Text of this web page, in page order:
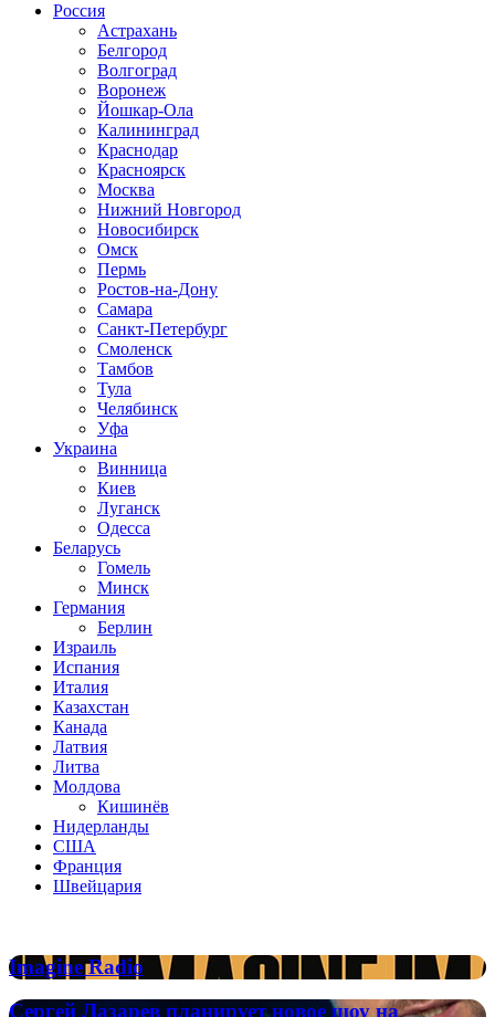
Россия
Астрахань
Белгород
Волгоград
Воронеж
Йошкар-Ола
Калининград
Краснодар
Красноярск
Москва
Нижний Новгород
Новосибирск
Омск
Пермь
Ростов-на-Дону
Самара
Санкт-Петербург
Смоленск
Тамбов
Тула
Челябинск
Уфа
Украина
Винница
Киев
Луганск
Одесса
Беларусь
Гомель
Минск
Германия
Берлин
Израиль
Испания
Италия
Казахстан
Канада
Латвия
Литва
Молдова
Кишинёв
Нидерланды
США
Франция
Швейцария
Imagine
Radio
Imagine Radio
Сергей
Сергей Лазарев планирует новое шоу на